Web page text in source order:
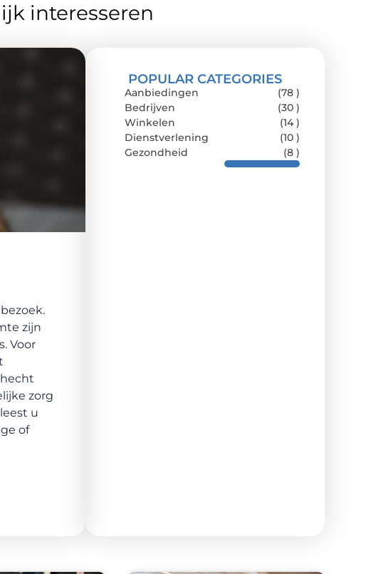
interesseren
zijn
Voor
zorg
u
of
POPULAR CATEGORIES
Aanbiedingen
(78 )
Bedrijven
(30 )
Winkelen
(14 )
Dienstverlening
(10 )
Gezondheid
(8 )